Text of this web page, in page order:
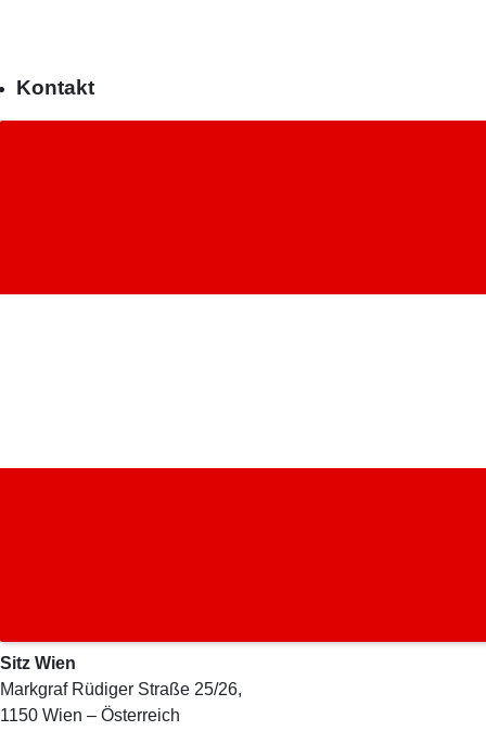
Kontakt
Sitz Wien
Markgraf Rüdiger Straße 25/26,
1150 Wien – Österreich